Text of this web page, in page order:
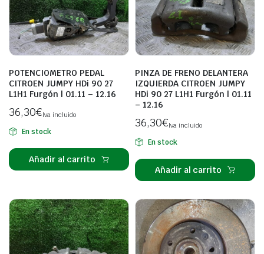
POTENCIOMETRO PEDAL
CITROEN JUMPY HDi 90 27
L1H1 Furgón | 01.11 – 12.16
36,30€Iva incluido
En stock
Añadir al carrito
PINZA DE FRENO DELANTERA
IZQUIERDA CITROEN JUMPY
HDi 90 27 L1H1 Furgón | 01.11
– 12.16
36,30€Iva incluido
En stock
Añadir al carrito